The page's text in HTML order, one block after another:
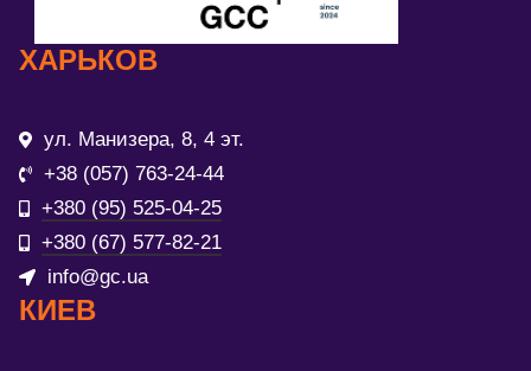
ХАРЬКОВ
ул. Манизера, 8, 4 эт.
+38 (057) 763-24-44
+380 (95) 525-04-25
+380 (67) 577-82-21
info@gc.ua
КИЕВ